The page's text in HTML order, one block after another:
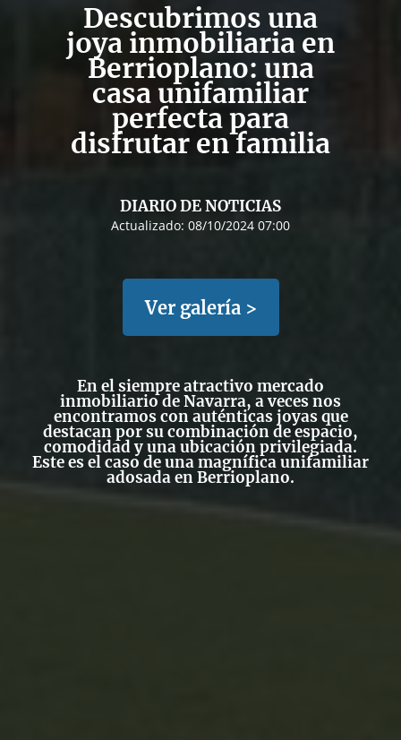
Descubrimos una
joya inmobiliaria en
Berrioplano: una
casa unifamiliar
perfecta para
disfrutar en familia
DIARIO DE NOTICIAS
Actualizado: 08/10/2024 07:00
Ver galería >
En el siempre atractivo mercado
inmobiliario de Navarra, a veces nos
encontramos conauténticas joyasque
destacan por su combinación de espacio,
comodidad y una ubicación privilegiada.
Este es el caso de una magnífica unifamiliar
adosada en Berrioplano.